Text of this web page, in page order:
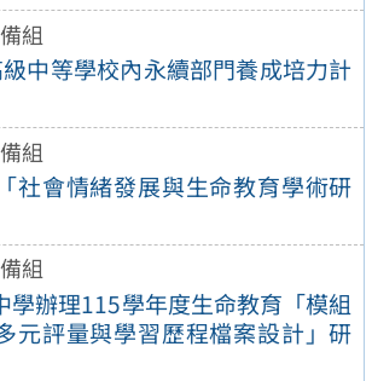
組
中等學校內永續部門養成培力計
組
社會情緒發展與生命教育學術研
組
學辦理115學年度生命教育「模組
元評量與學習歷程檔案設計」研